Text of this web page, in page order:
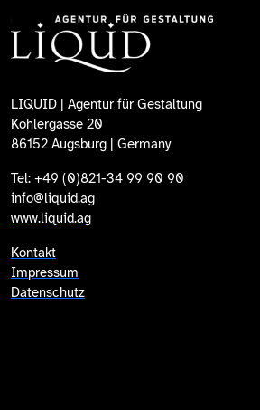
LIQUID | Agentur für Gestaltung
Kohlergasse 20
86152 Augsburg | Germany
Tel: +49 (0)821-34 99 90 90
info@liquid.ag
www.liquid.ag
Kontakt
Impressum
Datenschutz